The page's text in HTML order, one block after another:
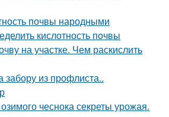
почвы народными
кислотность почвы
на участке. Чем раскислить
забору из профлиста..
чеснока секреты урожая.